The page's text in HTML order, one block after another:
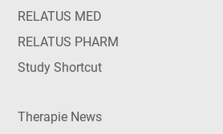
RELATUS MED
RELATUS PHARM
Study Shortcut
Therapie News